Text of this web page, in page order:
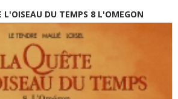
DU TEMPS 8 L'OMEGON